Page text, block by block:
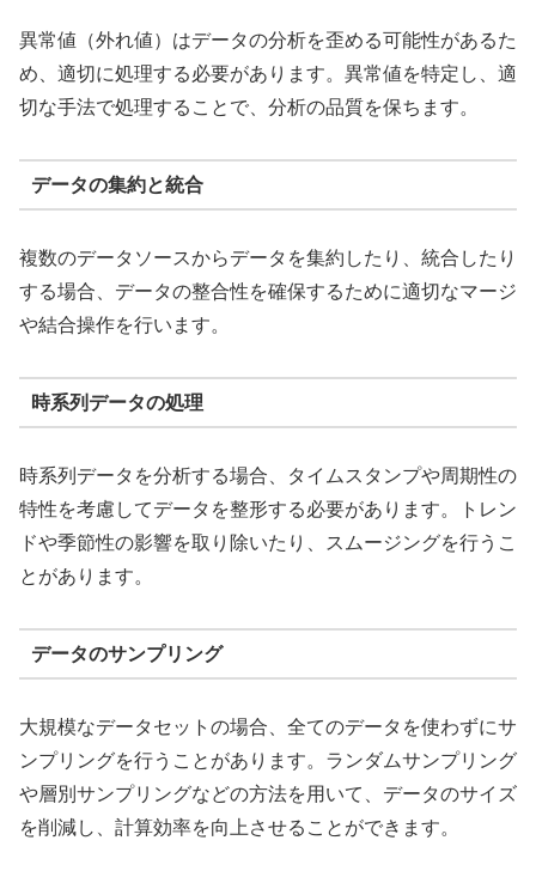
異常値（外れ値）はデータの分析を歪める可能性があるた
め、適切に処理する必要があります。異常値を特定し、適
切な手法で処理することで、分析の品質を保ちます。
データの集約と統合
複数のデータソースからデータを集約したり、統合したり
する場合、データの整合性を確保するために適切なマージ
や結合操作を行います。
時系列データの処理
時系列データを分析する場合、タイムスタンプや周期性の
特性を考慮してデータを整形する必要があります。トレン
ドや季節性の影響を取り除いたり、スムージングを行うこ
とがあります。
データのサンプリング
大規模なデータセットの場合、全てのデータを使わずにサ
ンプリングを行うことがあります。ランダムサンプリング
や層別サンプリングなどの方法を用いて、データのサイズ
を削減し、計算効率を向上させることができます。